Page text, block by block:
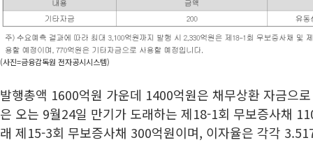
(사진=금융감독원 전자공시시스템)
발행총액 1600억원 가운데 1400억원은 채무상환 자금으
은 오는 9월24일 만기가 도래하는 제18-1회 무보증사채
래 제15-3회 무보증사채 300억원이며, 이자율은 각각